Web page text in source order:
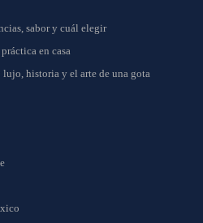
sabor y cuál elegir
en casa
historia y el arte de una gota